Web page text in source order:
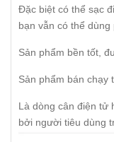
Đặc biệt có thể sạc
bạn vẫn có thể dùng
Sản phẩm bền tốt,
Sản phẩm bán chạy
Là dòng cân điện tử
bởi người tiêu dùng